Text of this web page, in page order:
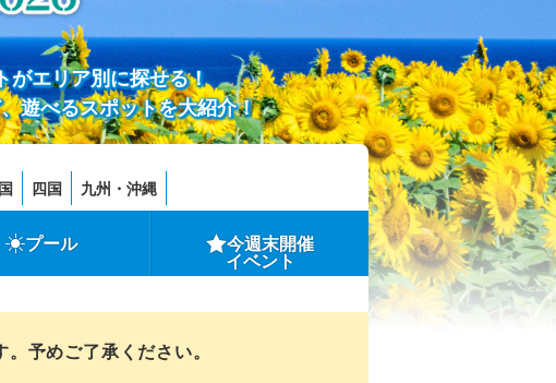
がエリア別に探せる！
遊べるスポットを大紹介！
四国 九州・沖縄
プール 今週末開催
イベント
予めご了承ください。